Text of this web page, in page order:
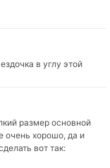
в углу этой
размер основной
очень хорошо, да и
вот так: